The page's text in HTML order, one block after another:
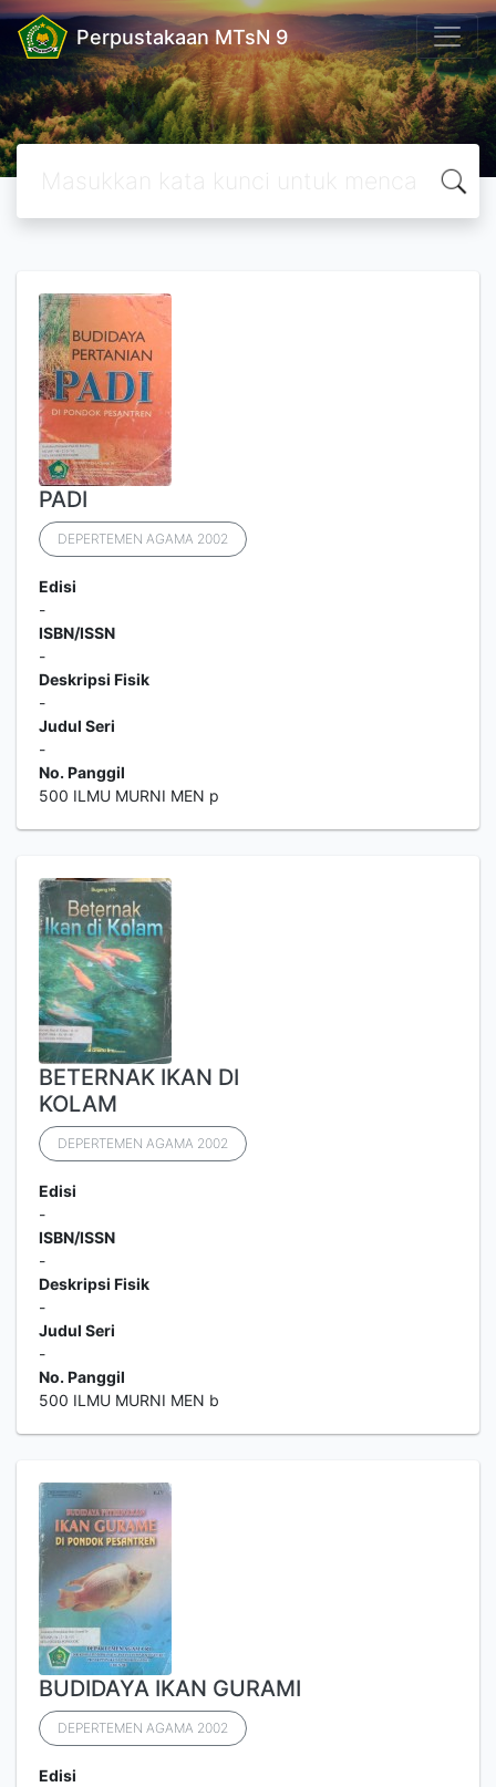
Perpustakaan MTsN 9
PADI
DEPERTEMEN AGAMA 2002
Edisi
-
ISBN/ISSN
-
Deskripsi Fisik
-
Judul Seri
-
No. Panggil
500 ILMU MURNI MEN p
BETERNAK IKAN DI
KOLAM
DEPERTEMEN AGAMA 2002
Edisi
-
ISBN/ISSN
-
Deskripsi Fisik
-
Judul Seri
-
No. Panggil
500 ILMU MURNI MEN b
BUDIDAYA IKAN GURAMI
DEPERTEMEN AGAMA 2002
Edisi